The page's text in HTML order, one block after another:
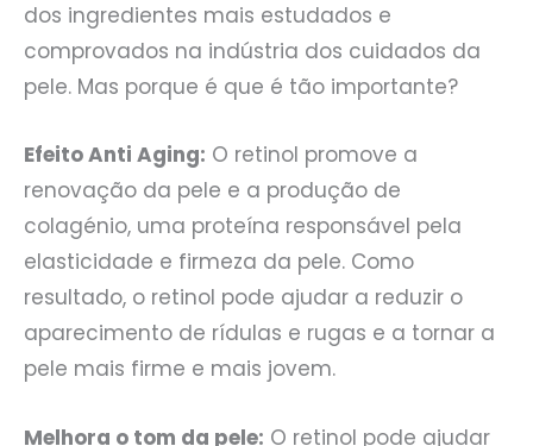
dos ingredientes mais estudados e
comprovados na indústria dos cuidados da
pele. Mas porque é que é tão importante?
Efeito Anti Aging: O retinol promove a
renovação da pele e a produção de
colagénio, uma proteína responsável pela
elasticidade e firmeza da pele. Como
resultado, o retinol pode ajudar a reduzir o
aparecimento de rídulas e rugas e a tornar a
pele mais firme e mais jovem.
Melhora o tom da pele: O retinol pode ajudar